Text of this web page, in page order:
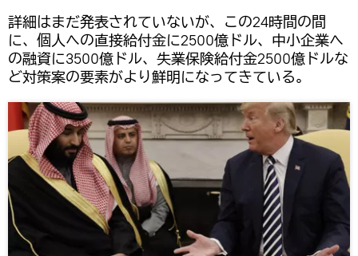
詳細はまだ発表されていないが、この24時間の間
に、個人への直接給付金に2500億ドル、中小企業へ
の融資に3500億ドル、失業保険給付金2500億ドルな
ど対策案の要素がより鮮明になってきている。